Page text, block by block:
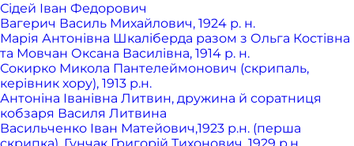
Сідей Іван Федорович
Вагерич Василь Михайлович, 1924 р. н.
Марія Антонівна Шкаліберда разом з Ольга Костівна
та Мовчан Оксана Василівна, 1914 р. н.
Сокирко Микола Пантелеймонович (скрипаль,
керівник хору), 1913 р.н.
Антоніна Іванівна Литвин, дружина й соратниця
кобзаря Василя Литвина
Васильченко Іван Матейович,1923 р.н. (перша